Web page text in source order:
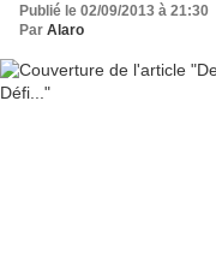
Publié le 02/09/2013 à 21:30
Par Alaro